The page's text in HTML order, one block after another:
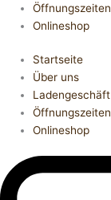
Öffnungszeiten
Onlineshop
Startseite
Über uns
Ladengeschäft
Öffnungszeiten
Onlineshop